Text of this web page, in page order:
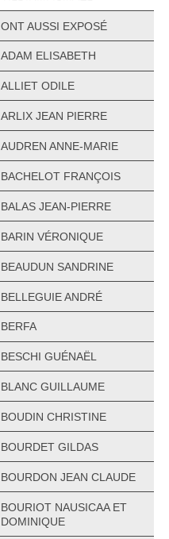
ONT AUSSI EXPOSÉ
ADAM ELISABETH
ALLIET ODILE
ARLIX JEAN PIERRE
AUDREN ANNE-MARIE
BACHELOT FRANÇOIS
BALAS JEAN-PIERRE
BARIN VÉRONIQUE
BEAUDUN SANDRINE
BELLEGUIE ANDRÉ
BERFA
BESCHI GUÉNAËL
BLANC GUILLAUME
BOUDIN CHRISTINE
BOURDET GILDAS
BOURDON JEAN CLAUDE
BOURIOT NAUSICAA ET
DOMINIQUE